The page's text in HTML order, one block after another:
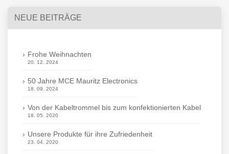
NEUE BEITRÄGE
Frohe Weihnachten
20. 12. 2024
50 Jahre MCE Mauritz Electronics
18. 09. 2024
Von der Kabeltrommel bis zum konfektionierten Kabel
18. 05. 2020
Unsere Produkte für ihre Zufriedenheit
23. 04. 2020